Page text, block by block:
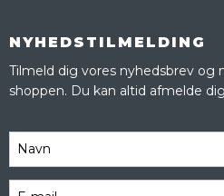
NYHEDSTILMELDING
Tilmeld dig vores nyhedsbrev
shoppen. Du kan altid afmelde